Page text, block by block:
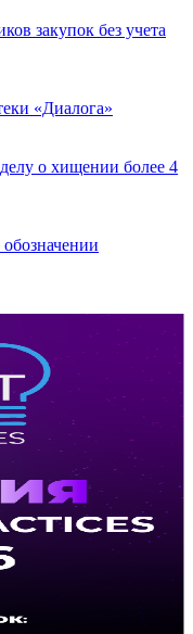
закупок без учета
«Диалога»
о хищении более 4